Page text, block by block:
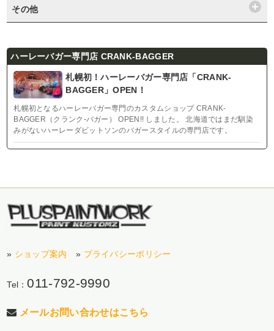
その他
ハーレーバガー専門店 CRANK-BAGGER
札幌初！ハーレーバガー専門店「CRANK-
BAGGER」OPEN！
札幌初となるハーレーバガー専門のカスタムショップ CRANK-
BAGGER（クランク-バガー） OPEN!! しました。 北海道ではまだ馴染
みがないハーレーダビットソンのバガースタイルの専門店です。
» ショップ案内 » プライバシーポリシー
Tel：011-792-9990
メールお問い合わせはこちら